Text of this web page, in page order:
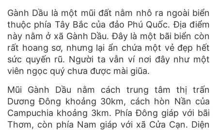
Gành Dầu là một mũi đất nằm nhô ra ngoài biển
thuộc phía Tây Bắc của đảo Phú Quốc. Địa điểm
này nằm ở xã Gành Dầu. Đây là một bãi biển còn
rất hoang sơ, nhưng lại ẩn chứa một vẻ đẹp hết
sức quyến rũ. Người ta vẫn ví nơi đây như một
viên ngọc quý chưa được mài giũa.
Mũi Gành Dầu nằm cách trung tâm thị trấn
Dương Đông khoảng 30km, cách hòn Nần của
Campuchia khoảng 3km. Phía Đông giáp với bãi
Thơm, còn phía Nam giáp với xã Cửa Cạn. Diện